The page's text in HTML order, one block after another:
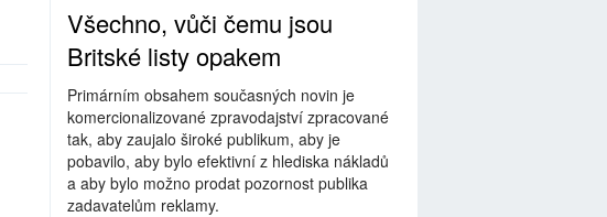
Všechno, vůči čemu jsou
Britské listy opakem
Primárním obsahem současných novin je
komercionalizované zpravodajství zpracované
tak, aby zaujalo široké publikum, aby je
pobavilo, aby bylo efektivní z hlediska nákladů
a aby bylo možno prodat pozornost publika
zadavatelům reklamy.